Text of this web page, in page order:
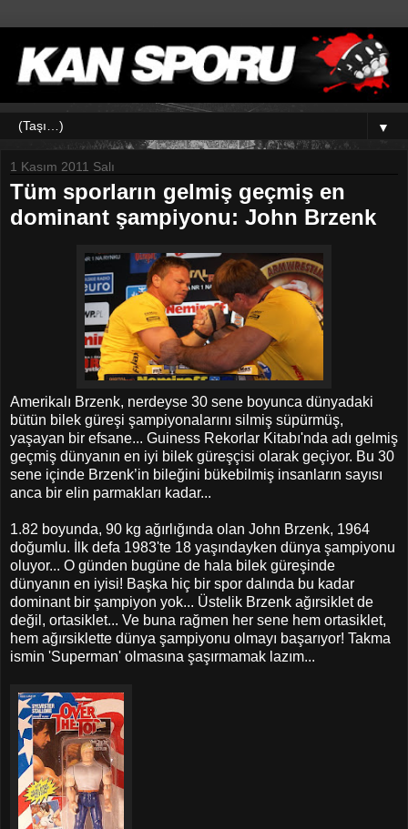
▼
1 Kasım 2011 Salı
Tüm sporların gelmiş geçmiş en
dominant şampiyonu: John Brzenk
Amerikalı Brzenk, nerdeyse 30 sene boyunca dünyadaki
bütün bilek güreşi şampiyonalarını silmiş süpürmüş,
yaşayan bir efsane... Guiness Rekorlar Kitabı'nda adı gelmiş
geçmiş dünyanın en iyi bilek güreşçisi olarak geçiyor. Bu 30
sene içinde Brzenk’in bileğini bükebilmiş insanların sayısı
anca bir elin parmakları kadar...
1.82 boyunda, 90 kg ağırlığında olan John Brzenk, 1964
doğumlu. İlk defa 1983'te 18 yaşındayken dünya şampiyonu
oluyor... O günden bugüne de hala bilek güreşinde
dünyanın en iyisi! Başka hiç bir spor dalında bu kadar
dominant bir şampiyon yok... Üstelik Brzenk ağırsiklet de
değil, ortasiklet... Ve buna rağmen her sene hem ortasiklet,
hem ağırsiklette dünya şampiyonu olmayı başarıyor! Takma
ismin 'Superman' olmasına şaşırmamak lazım...